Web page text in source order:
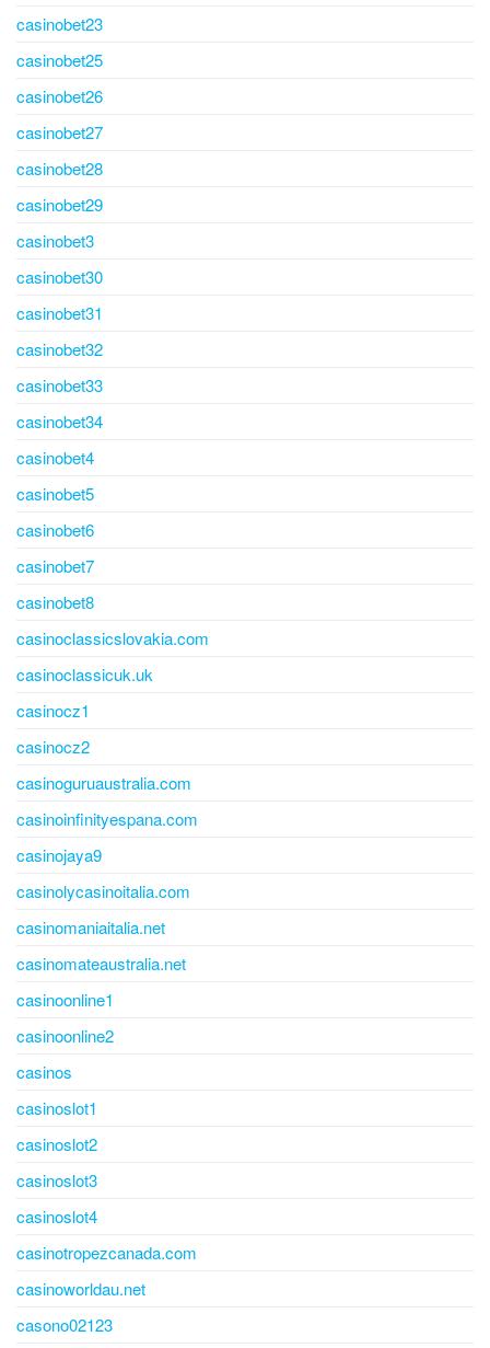
casinobet23
casinobet25
casinobet26
casinobet27
casinobet28
casinobet29
casinobet3
casinobet30
casinobet31
casinobet32
casinobet33
casinobet34
casinobet4
casinobet5
casinobet6
casinobet7
casinobet8
casinoclassicslovakia.com
casinoclassicuk.uk
casinocz1
casinocz2
casinoguruaustralia.com
casinoinfinityespana.com
casinojaya9
casinolycasinoitalia.com
casinomaniaitalia.net
casinomateaustralia.net
casinoonline1
casinoonline2
casinos
casinoslot1
casinoslot2
casinoslot3
casinoslot4
casinotropezcanada.com
casinoworldau.net
casono02123